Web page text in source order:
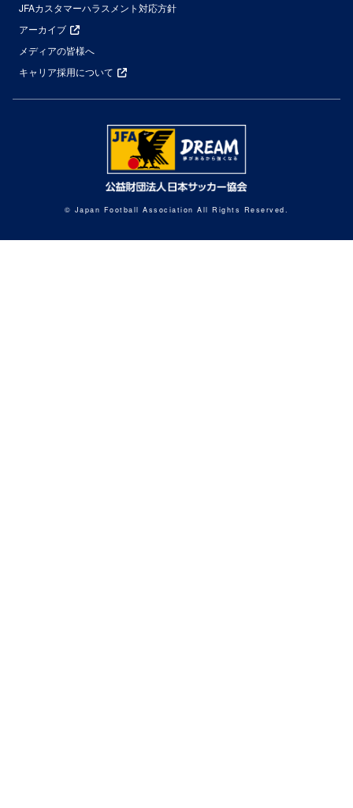
JFAカスタマーハラスメント対応方針
アーカイブ
メディアの皆様へ
キャリア採用について
© Japan Football Association All Rights Reserved.